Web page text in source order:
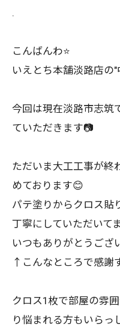
.
こんばんわ⭐️
いえとち本舗淡路店の"
今回は現在淡路市志筑
ていただきます📷
ただいま大工工事が終
めております😊
パテ塗りからクロス貼
丁寧にしていただいてま
いつもありがとうご
↑こんなところで感謝
クロス1枚で部屋の雰
り悩まれる方もいらっ